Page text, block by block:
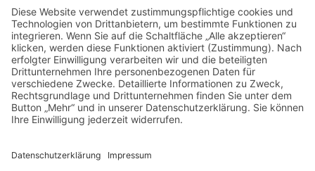
Cookie-Einstellungen
Kontakt
Login